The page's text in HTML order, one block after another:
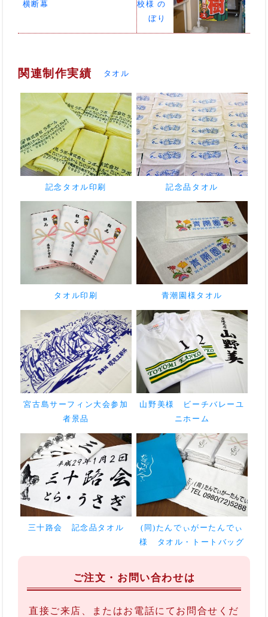
横断幕
校様 の
ぼり
関連制作実績 タオル
記念タオル印刷 記念品タオル
タオル印刷 青潮園様タオル
宮古島サーフィン大会参加
者景品
山野美様 ビーチバレーユ
ニホーム
三十路会 記念品タオル
(同)たんでぃがーたんでぃ
様 タオル・トートバッグ
ご注文・お問い合わせは
直接ご来店、またはお電話にてお問合せくだ